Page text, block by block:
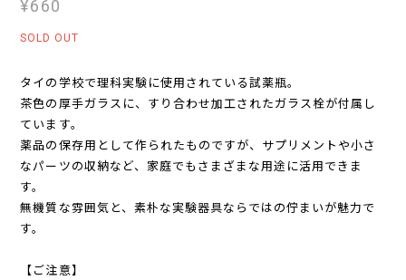
¥660
SOLD OUT
タイの学校で理科実験に使用されている試薬瓶。
茶色の厚手ガラスに、すり合わせ加工されたガラス栓が付属し
ています。
薬品の保存用として作られたものですが、サプリメントや小さ
なパーツの収納など、家庭でもさまざまな用途に活用できま
す。
無機質な雰囲気と、素朴な実験器具ならではの佇まいが魅力で
す。
【ご注意】